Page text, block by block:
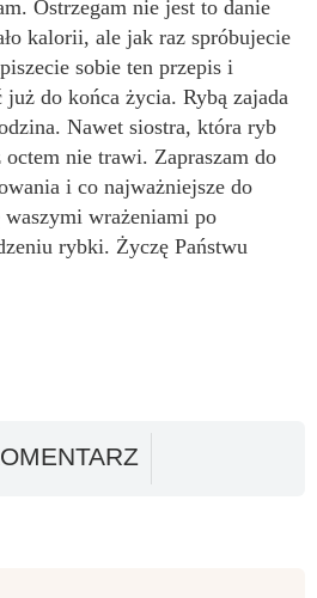
Ostrzegam nie jest to danie
kalorii, ale jak raz spróbujecie
sobie ten przepis i
już do końca życia. Rybą zajada
Nawet siostra, która ryb
octem nie trawi. Zapraszam do
i co najważniejsze do
waszymi wrażeniami po
rybki. Życzę Państwu